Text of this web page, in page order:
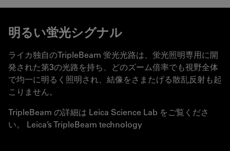
明るい蛍光シグナル
ライカ独自のTripleBeam 蛍光光路は、蛍光照明専用に開
発された第3の光路を持ち、どのズーム倍率でも視野全体
で均一に明るく照明され、結像をさまたげる散乱反射も起
こりません。
TripleBeam の詳細は Leica Science Lab をご覧くださ
い。 Leica’s TripleBeam technology